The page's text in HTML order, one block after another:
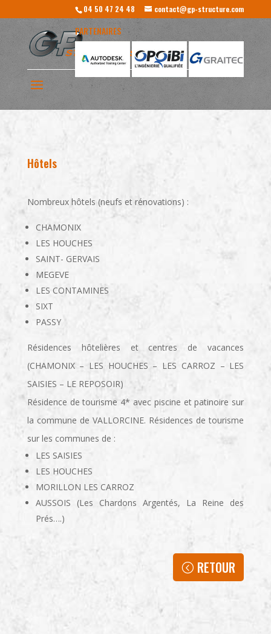
04 50 47 24 48 contact@gp-structure.com
PARTENAIRES
Hôtels
Nombreux hôtels (neufs et rénovations) :
CHAMONIX
LES HOUCHES
SAINT- GERVAIS
MEGEVE
LES CONTAMINES
SIXT
PASSY
Résidences hôtelières et centres de vacances
(CHAMONIX – LES HOUCHES – LES CARROZ – LES
SAISIES – LE REPOSOIR)
Résidence de tourisme 4* avec piscine et patinoire sur
la commune de VALLORCINE. Résidences de tourisme
sur les communes de :
LES SAISIES
LES HOUCHES
MORILLON LES CARROZ
AUSSOIS (Les Chardons Argentés, La Reine des
Prés….)
RETOUR